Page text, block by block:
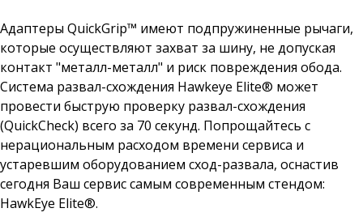
Адаптеры QuickGrip™ имеют подпружиненные рычаги,
которые осуществляют захват за шину, не допуская
контакт "металл-металл" и риск повреждения обода.
Система развал-схождения Hawkeye Elite® может
провести быструю проверку развал-схождения
(QuickCheck) всего за 70 секунд. Попрощайтесь с
нерациональным расходом времени сервиса и
устаревшим оборудованием сход-развала, оснастив
сегодня Ваш сервис самым современным стендом:
HawkEye Elite®.